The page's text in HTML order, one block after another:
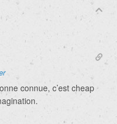
connue, c’est cheap